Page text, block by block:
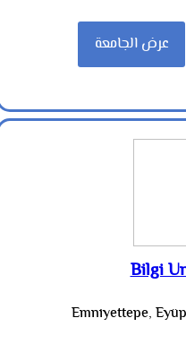
عرض الجامعة
Bilgi
Emniyettepe,